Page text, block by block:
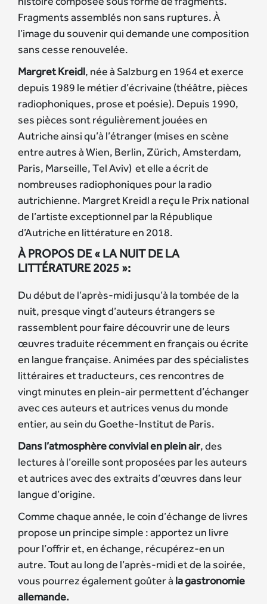
Fragments assemblés non sans ruptures. À
l’image du souvenir qui demande une composition
sans cesse renouvelée.
Margret Kreidl, née à Salzburg en 1964 et exerce
depuis 1989 le métier d’écrivaine (théâtre, pièces
radiophoniques, prose et poésie). Depuis 1990,
ses pièces sont régulièrement jouées en
Autriche ainsi qu’à l’étranger (mises en scène
entre autres à Wien, Berlin, Zürich, Amsterdam,
Paris, Marseille, Tel Aviv) et elle a écrit de
nombreuses radiophoniques pour la radio
autrichienne. Margret Kreidl a reçu le Prix national
de l’artiste exceptionnel par la République
d’Autriche en littérature en 2018.
À PROPOS DE « LA NUIT DE LA
LITTÉRATURE 2025 »:
Du début de l’après-midi jusqu’à la tombée de la
nuit, presque vingt d’auteurs étrangers se
rassemblent pour faire découvrir une de leurs
œuvres traduite récemment en français ou écrite
en langue française. Animées par des spécialistes
littéraires et traducteurs, ces rencontres de
vingt minutes en plein-air permettent d’échanger
avec ces auteurs et autrices venus du monde
entier, au sein du Goethe-Institut de Paris.
Dans l’atmosphère convivial en plein air, des
lectures à l’oreille sont proposées par les auteurs
et autrices avec des extraits d’œuvres dans leur
langue d’origine.
Comme chaque année, le coin d’échange de livres
propose un principe simple : apportez un livre
pour l’offrir et, en échange, récupérez-en un
autre. Tout au long de l’après-midi et de la soirée,
vous pourrez également goûter à la gastronomie
allemande.